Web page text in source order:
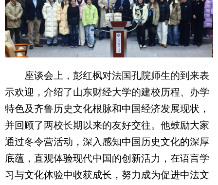
座谈会上，彭红枫对法国孔院师生的到来表
示欢迎，介绍了山东财经大学的建校历程、办学
特色及齐鲁历史文化根脉和中国经济发展现状，
并回顾了两校长期以来的友好交往。他鼓励大家
通过冬令营活动，深入感知中国历史文化的深厚
底蕴，直观体验现代中国的创新活力，在语言学
习与文化体验中收获成长，努力成为促进中法文